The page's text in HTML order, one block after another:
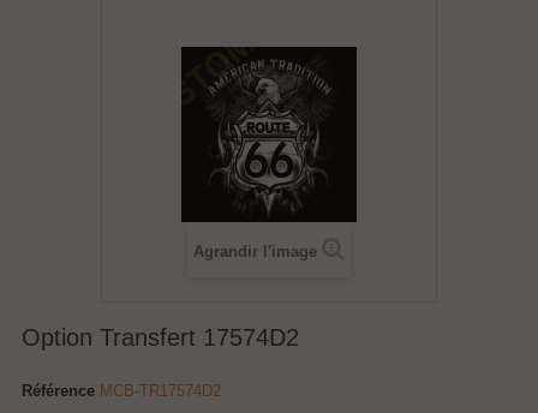
Agrandir l'image
Option Transfert 17574D2
Référence MCB-TR17574D2